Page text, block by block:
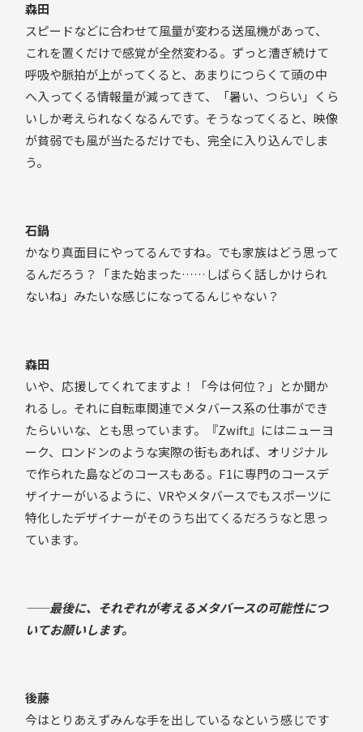
森田
スピードなどに合わせて風量が変わる送風機があって、
これを置くだけで感覚が全然変わる。ずっと漕ぎ続けて
呼吸や脈拍が上がってくると、あまりにつらくて頭の中
へ入ってくる情報量が減ってきて、「暑い、つらい」くら
いしか考えられなくなるんです。そうなってくると、映像
が貧弱でも風が当たるだけでも、完全に入り込んでしま
う。
石鍋
かなり真面目にやってるんですね。でも家族はどう思って
るんだろう？「また始まった……しばらく話しかけられ
ないね」みたいな感じになってるんじゃない？
森田
いや、応援してくれてますよ！「今は何位？」とか聞か
れるし。それに自転車関連でメタバース系の仕事ができ
たらいいな、とも思っています。『Zwift』にはニューヨ
ーク、ロンドンのような実際の街もあれば、オリジナル
で作られた島などのコースもある。F1に専門のコースデ
ザイナーがいるように、VRやメタバースでもスポーツに
特化したデザイナーがそのうち出てくるだろうなと思っ
ています。
——最後に、それぞれが考えるメタバースの可能性につ
いてお願いします。
後藤
今はとりあえずみんな手を出しているなという感じです